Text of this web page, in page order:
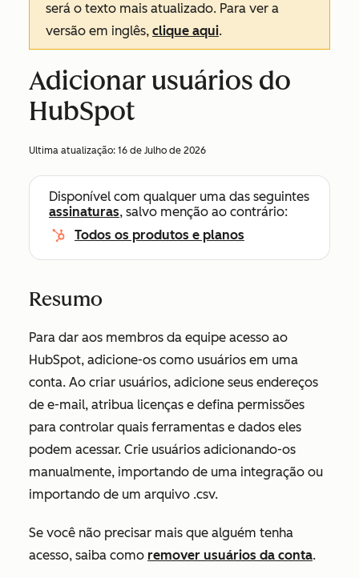
será o texto mais atualizado. Para ver a
versão em inglês, clique aqui.
Adicionar usuários do
HubSpot
Ultima atualização: 16 de Julho de 2026
Disponível com qualquer uma das seguintes
assinaturas, salvo menção ao contrário:
Todos os produtos e planos
Resumo
Para dar aos membros da equipe acesso ao
HubSpot, adicione-os como usuários em uma
conta. Ao criar usuários, adicione seus endereços
de e-mail, atribua licenças e defina permissões
para controlar quais ferramentas e dados eles
podem acessar. Crie usuários adicionando-os
manualmente, importando de uma integração ou
importando de um arquivo .csv.
Se você não precisar mais que alguém tenha
acesso, saiba como remover usuários da conta.